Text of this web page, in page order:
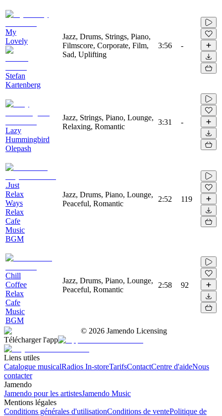
My
Lovely
Stefan
Kartenberg
Jazz, Drums, Strings, Piano,
Filmscore, Corporate, Film,
Sad, Uplifting
3:56 -
Lazy
Hummingbird
Olepash
Jazz, Strings, Piano, Lounge,
Relaxing, Romantic
3:31 -
.Just
Relax
Ways
Relax
Cafe
Music
BGM
Jazz, Drums, Piano, Lounge,
Peaceful, Romantic
2:52 119
Chill
Coffee
Relax
Cafe
Music
BGM
Jazz, Drums, Piano, Lounge,
Peaceful, Romantic
2:58 92
© 2026 Jamendo Licensing
Télécharger l'app
Liens utiles
Catalogue musicalRadios In-storeTarifsContactCentre d'aideNous
contacter
Jamendo
Jamendo pour les artistesJamendo Music
Mentions légales
Conditions générales d'utilisationConditions de ventePolitique de